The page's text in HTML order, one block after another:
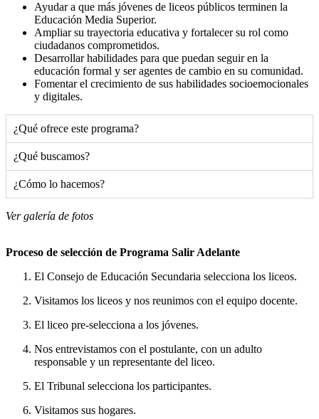
Ayudar a que más jóvenes de liceos públicos terminen la
Educación Media Superior.
Ampliar su trayectoria educativa y fortalecer su rol como
ciudadanos comprometidos.
Desarrollar habilidades para que puedan seguir en la
educación formal y ser agentes de cambio en su comunidad.
Fomentar el crecimiento de sus habilidades socioemocionales
y digitales.
¿Qué ofrece este programa?
¿Qué buscamos?
¿Cómo lo hacemos?
Ver galería de fotos
Proceso de selección de Programa Salir Adelante
El Consejo de Educación Secundaria selecciona los liceos.
Visitamos los liceos y nos reunimos con el equipo docente.
El liceo pre-selecciona a los jóvenes.
Nos entrevistamos con el postulante, con un adulto
responsable y un representante del liceo.
El Tribunal selecciona los participantes.
Visitamos sus hogares.